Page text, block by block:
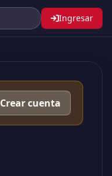
Ingresar
Crear cuenta